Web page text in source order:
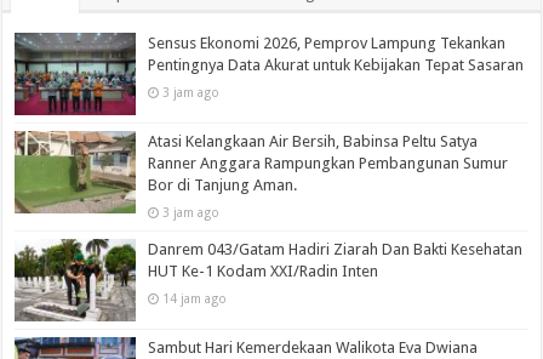
Sensus Ekonomi 2026, Pemprov Lampung Tekankan
Pentingnya Data Akurat untuk Kebijakan Tepat Sasaran
3 jam ago
Atasi Kelangkaan Air Bersih, Babinsa Peltu Satya
Ranner Anggara Rampungkan Pembangunan Sumur
Bor di Tanjung Aman.
3 jam ago
Danrem 043/Gatam Hadiri Ziarah Dan Bakti Kesehatan
HUT Ke-1 Kodam XXI/Radin Inten
14 jam ago
Sambut Hari Kemerdekaan Walikota Eva Dwiana